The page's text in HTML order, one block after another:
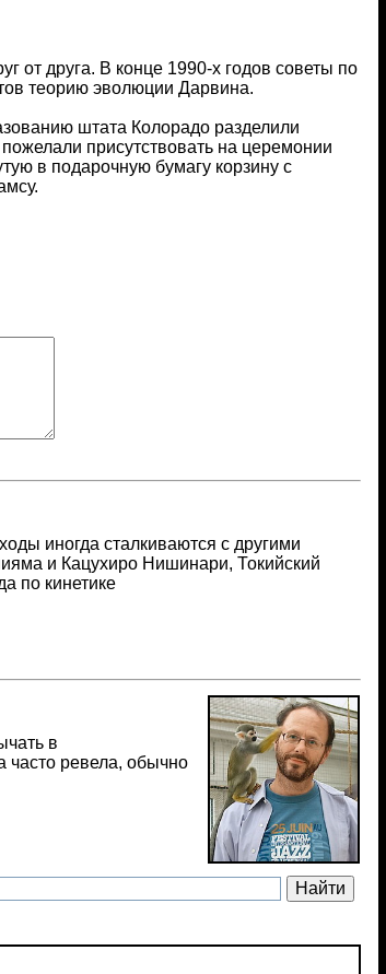
от друга. В конце 1990-х годов советы по
теорию эволюции Дарвина.
штата Колорадо разделили
присутствовать на церемонии
в подарочную бумагу корзину с
иногда сталкиваются с другими
и Кацухиро Нишинари, Токийский
по кинетике
в
часто ревела, обычно